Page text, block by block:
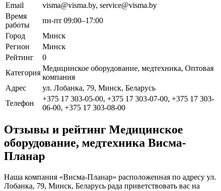
Email
visma@visma.by, service@visma.by
Время
работы
пн-пт 09:00–17:00
Город
Минск
Регион
Минск
Рейтинг
0
Категория
Медицинское оборудование, медтехника, Оптовая
компания
Адрес
ул. Лобанка, 79, Минск, Беларусь
Телефон
+375 17 303-05-00, +375 17 303-07-00, +375 17 303-
06-00, +375 17 303-08-00
Отзывы и рейтинг Медицинское
оборудование, медтехника Висма-
Планар
Наша компания «Висма-Планар» расположенная по адресу ул.
Лобанка, 79, Минск, Беларусь рада приветствовать вас на